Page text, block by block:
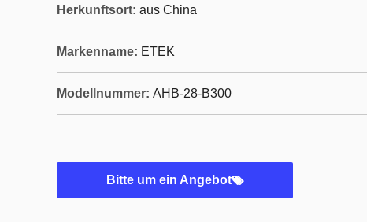
Herkunftsort: aus China
Markenname: ETEK
Modellnummer: AHB-28-B300
Bitte um ein Angebot